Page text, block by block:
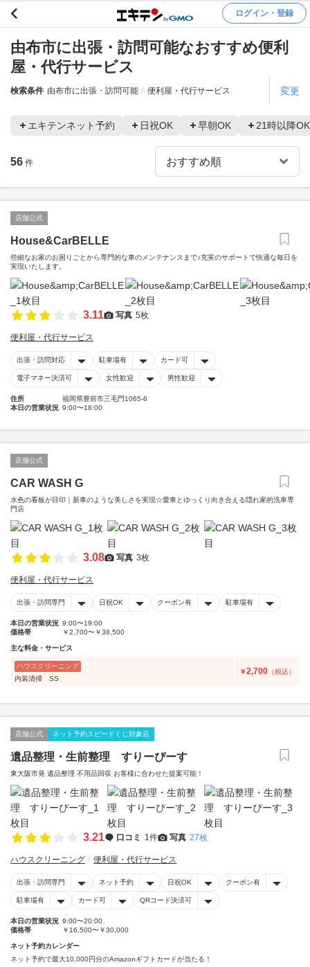
ログイン・登録
由布市に出張・訪問可能なおすすめ便利
屋・代行サービス
検索条件 由布市に出張・訪問可能 便利屋・代行サービス 変更
エキテンネット予約 日祝OK 早朝OK 21時以降OK
56 件
店舗公式
House&CarBELLE
些細なお家のお困りごとから専門的な車のメンテナンスまで♪充実のサポートで快適な毎日を
実現いたします。
3.11 写真 5枚
便利屋・代行サービス
出張・訪問対応 駐車場有 カード可
電子マネー決済可 女性歓迎 男性歓迎
住所
福岡県豊前市三毛門1065-6
本日の営業状況 9:00〜18:00
店舗公式
CAR WASH G
水色の看板が目印｜新車のような美しさを実現☆愛車とゆっくり向き合える隠れ家的洗車専
門店
3.08 写真 3枚
便利屋・代行サービス
出張・訪問専門 日祝OK クーポン有 駐車場有
本日の営業状況 9:00〜19:00
価格帯
￥2,700〜￥38,500
主な料金・サービス
ハウスクリーニング
内装清掃 SS
￥2,700 （税込）
店舗公式 ネット予約スピードくじ対象店
遺品整理・生前整理 すりーぴーす
東大阪市発 遺品整理 不用品回収 お客様に合わせた提案可能！
3.21 口コミ 1件 写真 27枚
ハウスクリーニング 便利屋・代行サービス
出張・訪問専門 ネット予約 日祝OK クーポン有
駐車場有 カード可 QRコード決済可
本日の営業状況 9:00〜20:00
価格帯
￥16,500〜￥30,000
ネット予約カレンダー
ネット予約で最大10,000円分のAmazonギフトカードが当たる！